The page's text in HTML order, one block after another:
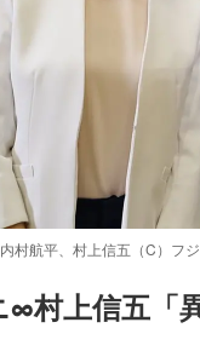
村航平、村上信五（C）フ
村上信五「